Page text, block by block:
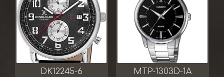
DK12245-6 MTP-1303D-1A